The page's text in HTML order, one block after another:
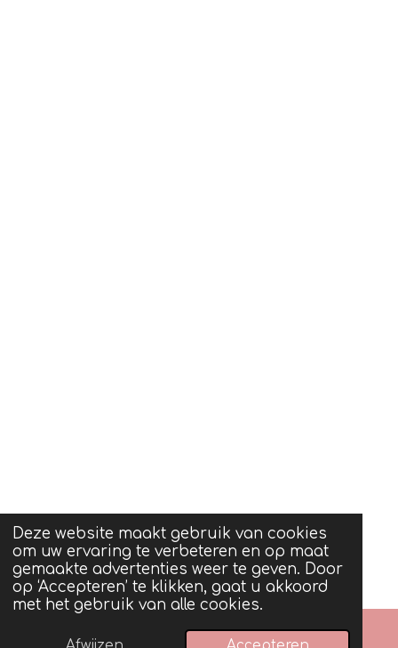
Deze website maakt gebruik van cookies
om uw ervaring te verbeteren en op maat
gemaakte advertenties weer te geven. Door
op ‘Accepteren’ te klikken, gaat u akkoord
met het gebruik van alle cookies.